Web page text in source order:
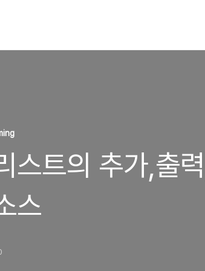
스트의 추가,출
스